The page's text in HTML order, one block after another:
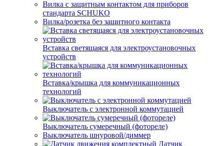
Вилка с защитным контактом для приборов
стандарта SCHUKO
Вилка/розетка без защитного контакта
Вставка светящаяся для электроустановочных
устройств
Вставка/крышка для коммуникационных
технологий
Выключатель с электронной коммутацией
Выключатель сумеречный (фотореле)
Выключатель шнуровой/диммер
Датчик